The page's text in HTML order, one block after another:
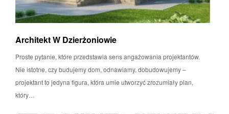
Architekt W Dzierżoniowie
Proste pytanie, które przedstawia sens angażowania projektantów.
Nie istotne, czy budujemy dom, odnawiamy, dobudowujemy –
projektant to jedyna figura, która umie utworzyć zrozumiały plan,
który…